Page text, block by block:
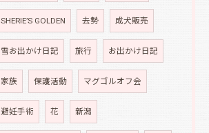
SHERIE’S GOLDEN 去勢 成犬販売
雪お出かけ日記 旅行 お出かけ日記
家族 保護活動 マグゴルオフ会
避妊手術 花 新潟